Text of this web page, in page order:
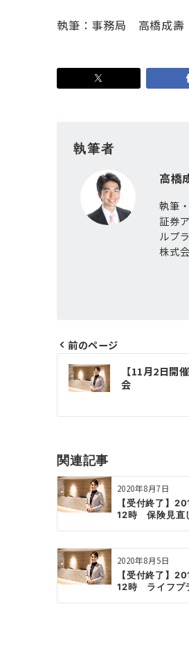
執筆：事務局 高橋成壽
執筆者
高橋
執筆
証券
ルプ
株式
投
稿
ナ
ゲ
ー
シ
ョ
ン
前のページ
【11月2日開
会
関連記事
2020年8月7日
【受付終了】
12時 保険見直
2020年8月5日
【受付終了】
12時 ライフプ